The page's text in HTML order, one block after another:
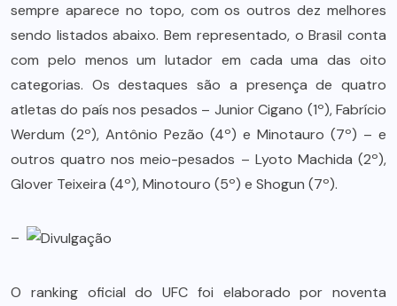
sempre aparece no topo, com os outros dez melhores
sendo listados abaixo. Bem representado, o Brasil conta
com pelo menos um lutador em cada uma das oito
categorias. Os destaques são a presença de quatro
atletas do país nos pesados – Junior Cigano (1º), Fabrício
Werdum (2º), Antônio Pezão (4º) e Minotauro (7º) – e
outros quatro nos meio-pesados – Lyoto Machida (2º),
Glover Teixeira (4º), Minotouro (5º) e Shogun (7º).
–
O ranking oficial do UFC foi elaborado por noventa